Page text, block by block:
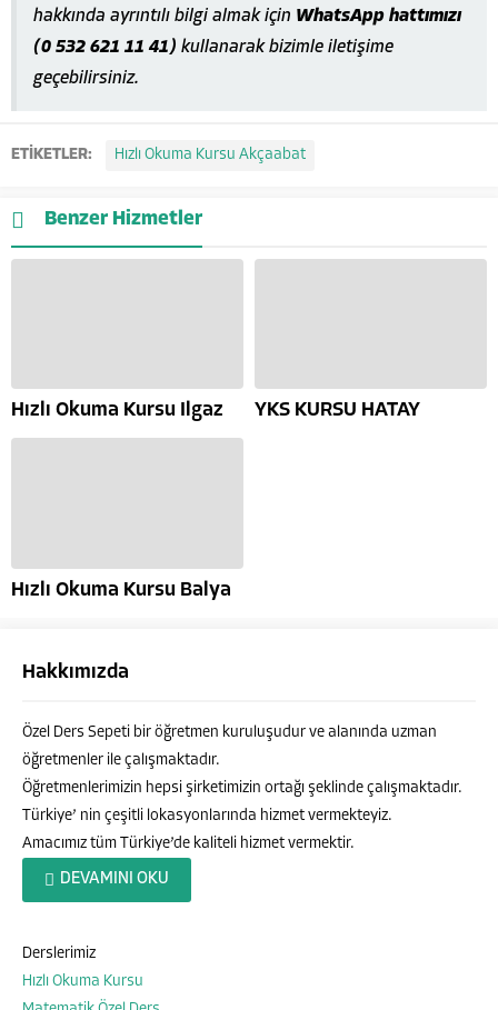
hakkında ayrıntılı bilgi almak için WhatsApp hattımızı
(0 532 621 11 41) kullanarak bizimle iletişime
geçebilirsiniz.
ETİKETLER: Hızlı Okuma Kursu Akçaabat
Benzer Hizmetler
Hızlı Okuma Kursu Ilgaz YKS KURSU HATAY
Hızlı Okuma Kursu Balya
Hakkımızda
Özel Ders Sepeti bir öğretmen kuruluşudur ve alanında uzman
öğretmenler ile çalışmaktadır.
Öğretmenlerimizin hepsi şirketimizin ortağı şeklinde çalışmaktadır.
Türkiye’ nin çeşitli lokasyonlarında hizmet vermekteyiz.
Amacımız tüm Türkiye’de kaliteli hizmet vermektir.
DEVAMINI OKU
Derslerimiz
Hızlı Okuma Kursu
Özel Ders Sepeti